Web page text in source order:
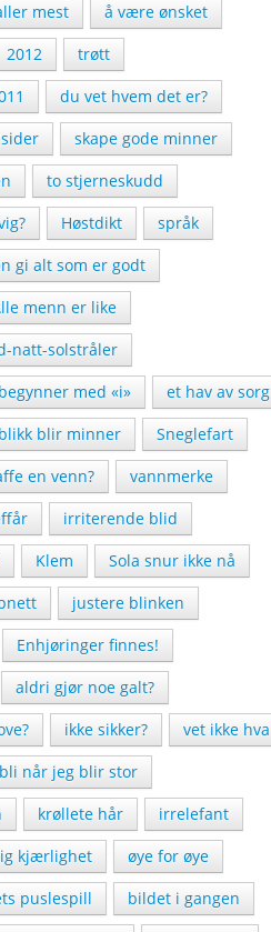
mest
å være ønsket
2012
trøtt
du vet hvem det er?
skape gode minner
to stjerneskudd
Høstdikt
språk
gi alt som er godt
menn er like
natt-solstråler
begynner med «i»
et hav av sorg
blir minner
Sneglefart
en venn?
vannmerke
irriterende blid
Klem
Sola snur ikke nå
justere blinken
Enhjøringer finnes!
aldri gjør noe galt?
ikke sikker?
vet ikke hva
bli når jeg blir stor
krøllete hår
irrelefant
kjærlighet
øye for øye
puslespill
bildet i gangen